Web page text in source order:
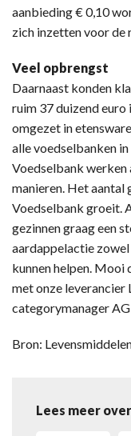
aanbieding € 0,10
zich inzetten voor de
Veel opbrengst
Daarnaast konden
ruim 37 duizend
omgezet in
alle voedselbanken
Voedselbank werken
manieren. Het aantal
Voedselbank groeit.
gezinnen graag een
aardappelactie
kunnen helpen. Mooi
met onze leverancier
categorymanager
Bron:
Lees meer